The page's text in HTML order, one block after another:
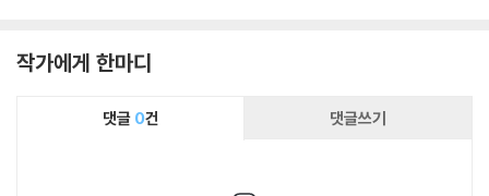
작가에게 한마디
댓글 0건 댓글쓰기